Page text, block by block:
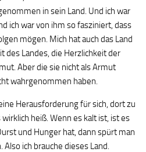
in sein Land. Und ich war
ich war von ihm so fasziniert, dass
mögen. Mich hat auch das Land
des Landes, die Herzlichkeit der
Aber die sie nicht als Armut
wahrgenommen haben.
Herausforderung für sich, dort zu
heiß. Wenn es kalt ist, ist es
und Hunger hat, dann spürt man
ich brauche dieses Land.